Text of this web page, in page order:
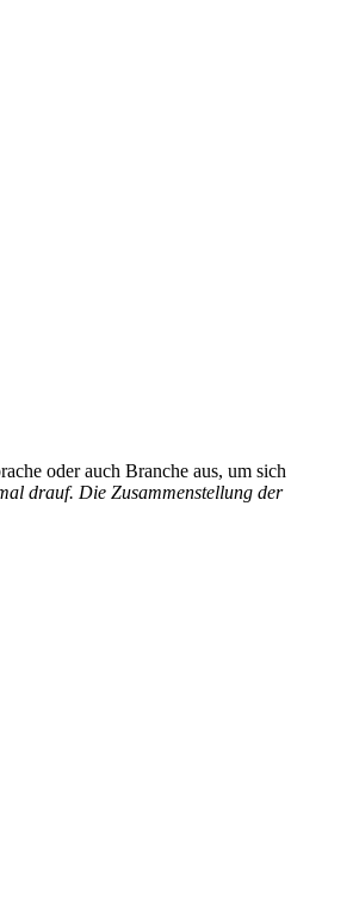
oder auch Branche aus, um sich
drauf. Die Zusammenstellung der